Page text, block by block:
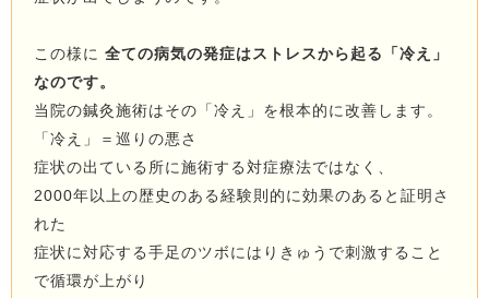
この様に 全ての病気の発症はストレスから起る「冷え」
なのです。
当院の鍼灸施術はその「冷え」を根本的に改善します。
「冷え」＝巡りの悪さ
症状の出ている所に施術する対症療法ではなく、
2000年以上の歴史のある経験則的に効果のあると証明さ
れた
症状に対応する手足のツボにはりきゅうで刺激すること
で循環が上がり